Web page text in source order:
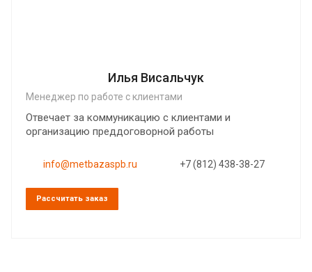
Илья Висальчук
Менеджер по работе с клиентами
Отвечает за коммуникацию с клиентами и
организацию преддоговорной работы
info@metbazaspb.ru +7 (812) 438-38-27
Рассчитать заказ